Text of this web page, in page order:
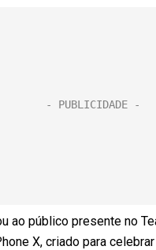
ao público presente no
X, criado para